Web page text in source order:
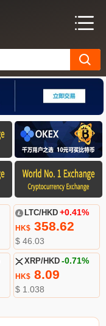
LTC/HKD +0.41%
HK$358.62
$ 46.03
XRP/HKD -0.71%
HK$8.09
$ 1.038